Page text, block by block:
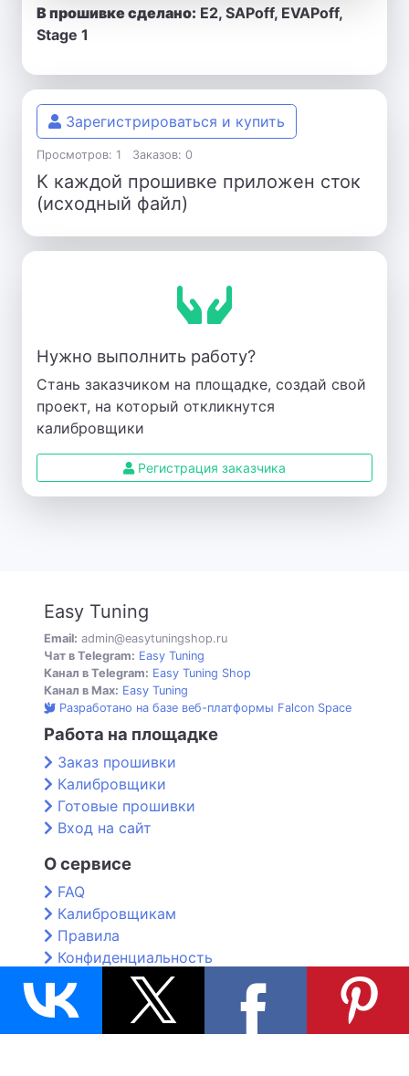
В прошивке сделано: E2, SAPoff, EVAPoff,
Stage 1
Зарегистрироваться и купить
Просмотров: 1 Заказов: 0
К каждой прошивке приложен сток
(исходный файл)
Нужно выполнить работу?
Стань заказчиком на площадке, создай свой
проект, на который откликнутся
калибровщики
Регистрация заказчика
Easy Tuning
Email: admin@easytuningshop.ru
Чат в Telegram: Easy Tuning
Канал в Telegram: Easy Tuning Shop
Канал в Max: Easy Tuning
Разработано на базе веб-платформы Falcon Space
Работа на площадке
Заказ прошивки
Калибровщики
Готовые прошивки
Вход на сайт
О сервисе
FAQ
Калибровщикам
Правила
Конфиденциальность
Контакты